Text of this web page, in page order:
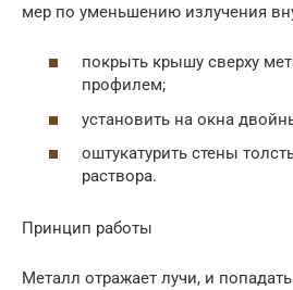
мер по уменьшению излучения
покрыть крышу сверху
профилем;
установить на окна
оштукатурить стены
раствора.
Принцип работы
Металл отражает лучи, и